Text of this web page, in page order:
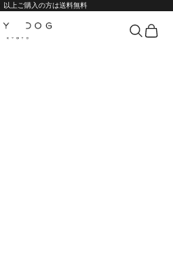
以上ご購入の方は送料無料
Kyoto 検索カート